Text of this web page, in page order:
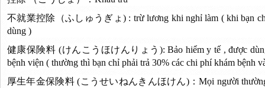
不就業控除（ふしゅうぎょ) : trừ lương khi nghỉ làm ( khi bạn
dùng )
健康保険料 (けんこうほけんりょう): Bảo hiểm y tế , được
bệnh viện ( thường thì bạn chỉ phải trả 30% các chi phí khám bệnh
厚生年金保険料 (こうせいねんきんほけん)：Mọi người